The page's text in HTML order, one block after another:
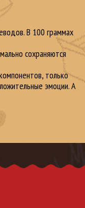
В 100 граммах
сохраняются
только
эмоции. А